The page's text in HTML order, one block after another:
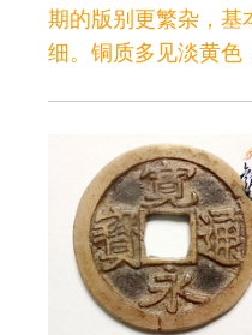
期的版别更繁杂，基
细。铜质多见淡黄色